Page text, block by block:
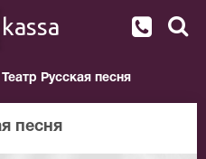
kassa
Театр Русская песня
песня